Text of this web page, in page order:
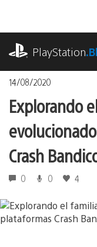
contenido
PlayStation
14/08/2020
Explorando
Crash
0 0 4